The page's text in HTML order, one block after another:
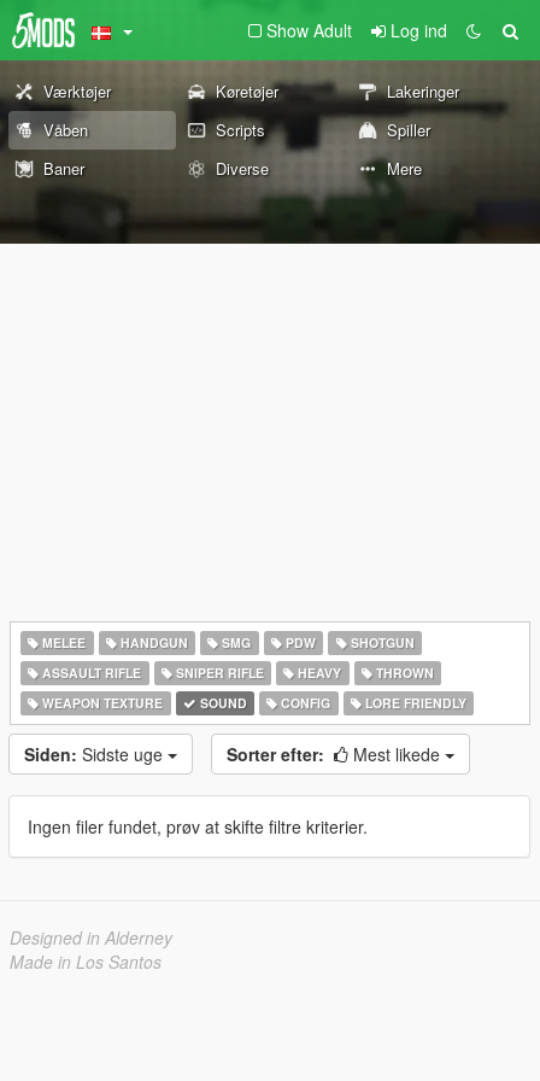
Show Adult Log ind
Værktøjer Køretøjer
Lakeringer
Våben
Scripts
Spiller
Baner
Diverse Mere
MELEE HANDGUN SMG PDW
SHOTGUN
ASSAULT RIFLE
SNIPER RIFLE HEAVY
THROWN
WEAPON TEXTURE
SOUND CONFIG LORE FRIENDLY
Siden: Sidste uge Sorter efter: Mest likede
Ingen filer fundet, prøv at skifte filtre kriterier.
Designed in Alderney
Made in Los Santos